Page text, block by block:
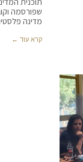
שפורסמה
מדינה
קרא עוד ←